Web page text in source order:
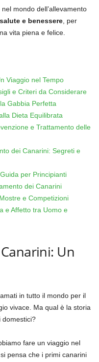
mondo dell’allevamento
salute e benessere , per
vita piena e felice.
Viaggio nel Tempo
e Criteri da Considerare
Gabbia Perfetta
Dieta Equilibrata
e Trattamento delle
dei Canarini: Segreti e
per Principianti
dei Canarini
e Competizioni
e Affetto tra Uomo e
Un
amati in tutto il mondo per il
vivace. Ma qual è la storia
domestici?
fare un viaggio nel
pensa che i primi canarini